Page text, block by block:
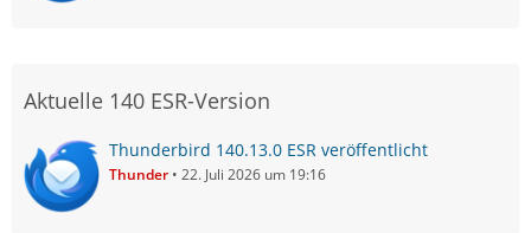
Aktuelle 140 ESR-Version
Thunderbird 140.13.0 ESR veröffentlicht
Thunder 22. Juli 2026 um 19:16